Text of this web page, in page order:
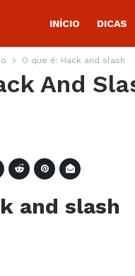
INÍCIO DICAS
O que é: Hack and slash
And
and slash